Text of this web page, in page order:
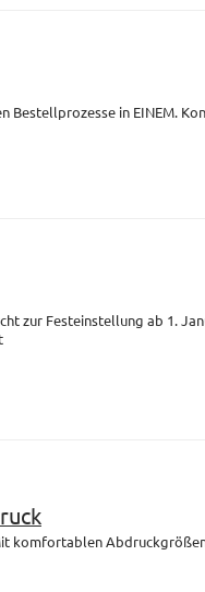
Bestellprozesse in EINEM.
zur Festeinstellung ab 1.
komfortablen